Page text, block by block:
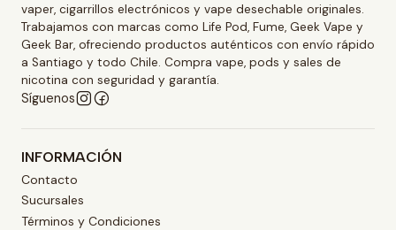
vaper, cigarrillos electrónicos y vape desechable originales.
Trabajamos con marcas como Life Pod, Fume, Geek Vape y
Geek Bar, ofreciendo productos auténticos con envío rápido
a Santiago y todo Chile. Compra vape, pods y sales de
nicotina con seguridad y garantía.
Síguenos
INFORMACIÓN
Contacto
Sucursales
Términos y Condiciones